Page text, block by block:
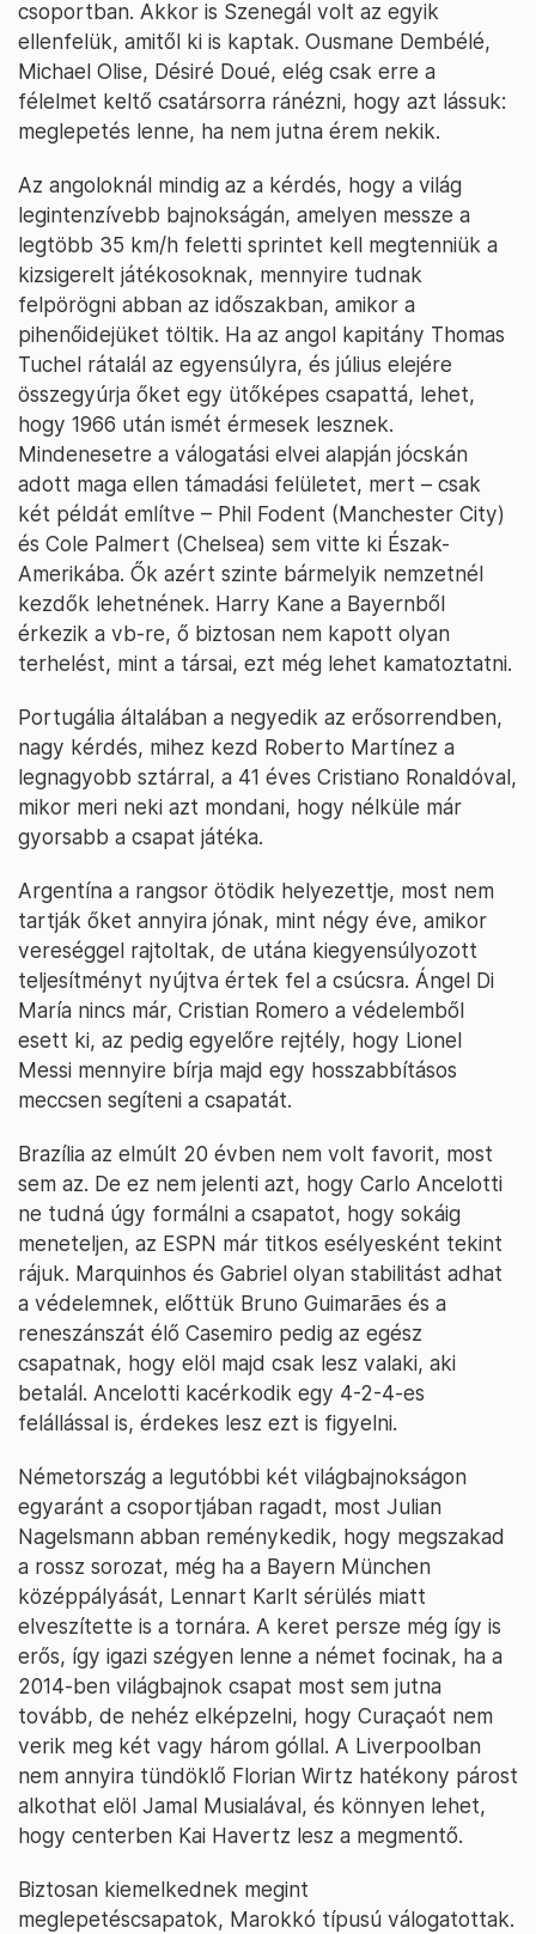
csoportban. Akkor is Szenegál volt az egyik
ellenfelük, amitől ki is kaptak. Ousmane Dembélé,
Michael Olise, Désiré Doué, elég csak erre a
félelmet keltő csatársorra ránézni, hogy azt lássuk:
meglepetés lenne, ha nem jutna érem nekik.
Az angoloknál mindig az a kérdés, hogy a világ
legintenzívebb bajnokságán, amelyen messze a
legtöbb 35 km/h feletti sprintet kell megtenniük a
kizsigerelt játékosoknak, mennyire tudnak
felpörögni abban az időszakban, amikor a
pihenőidejüket töltik. Ha az angol kapitány Thomas
Tuchel rátalál az egyensúlyra, és július elejére
összegyúrja őket egy ütőképes csapattá, lehet,
hogy 1966 után ismét érmesek lesznek.
Mindenesetre a válogatási elvei alapján jócskán
adott maga ellen támadási felületet, mert – csak
két példát említve – Phil Fodent (Manchester City)
és Cole Palmert (Chelsea) sem vitte ki Észak-
Amerikába. Ők azért szinte bármelyik nemzetnél
kezdők lehetnének. Harry Kane a Bayernből
érkezik a vb-re, ő biztosan nem kapott olyan
terhelést, mint a társai, ezt még lehet kamatoztatni.
Portugália általában a negyedik az erősorrendben,
nagy kérdés, mihez kezd Roberto Martínez a
legnagyobb sztárral, a 41 éves Cristiano Ronaldóval,
mikor meri neki azt mondani, hogy nélküle már
gyorsabb a csapat játéka.
Argentína a rangsor ötödik helyezettje, most nem
tartják őket annyira jónak, mint négy éve, amikor
vereséggel rajtoltak, de utána kiegyensúlyozott
teljesítményt nyújtva értek fel a csúcsra. Ángel Di
María nincs már, Cristian Romero a védelemből
esett ki, az pedig egyelőre rejtély, hogy Lionel
Messi mennyire bírja majd egy hosszabbításos
meccsen segíteni a csapatát.
Brazília az elmúlt 20 évben nem volt favorit, most
sem az. De ez nem jelenti azt, hogy Carlo Ancelotti
ne tudná úgy formálni a csapatot, hogy sokáig
meneteljen, az ESPN már titkos esélyesként tekint
rájuk. Marquinhos és Gabriel olyan stabilitást adhat
a védelemnek, előttük Bruno Guimarães és a
reneszánszát élő Casemiro pedig az egész
csapatnak, hogy elöl majd csak lesz valaki, aki
betalál. Ancelotti kacérkodik egy 4-2-4-es
felállással is, érdekes lesz ezt is figyelni.
Németország a legutóbbi két világbajnokságon
egyaránt a csoportjában ragadt, most Julian
Nagelsmann abban reménykedik, hogy megszakad
a rossz sorozat, még ha a Bayern München
középpályását, Lennart Karlt sérülés miatt
elveszítette is a tornára. A keret persze még így is
erős, így igazi szégyen lenne a német focinak, ha a
2014-ben világbajnok csapat most sem jutna
tovább, de nehéz elképzelni, hogy Curaçaót nem
verik meg két vagy három góllal. A Liverpoolban
nem annyira tündöklő Florian Wirtz hatékony párost
alkothat elöl Jamal Musialával, és könnyen lehet,
hogy centerben Kai Havertz lesz a megmentő.
Biztosan kiemelkednek megint
meglepetéscsapatok, Marokkó típusú válogatottak.